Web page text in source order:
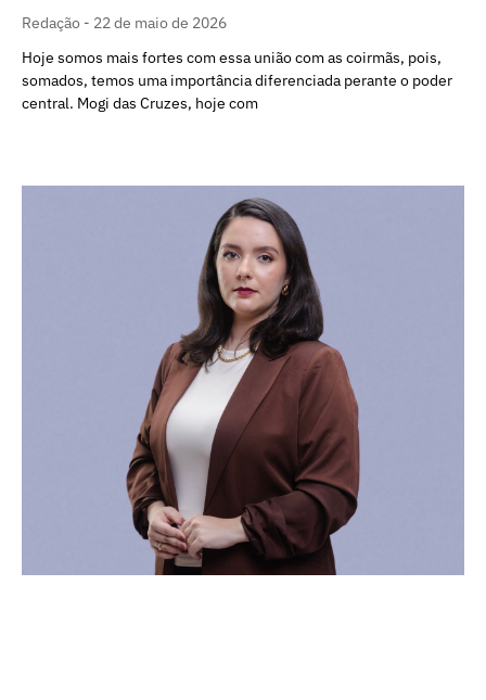
Redação
22 de maio de 2026
Hoje somos mais fortes com essa união com as coirmãs, pois,
somados, temos uma importância diferenciada perante o poder
central. Mogi das Cruzes, hoje com